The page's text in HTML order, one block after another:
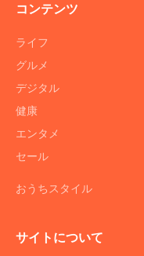
コンテンツ
ライフ
グルメ
デジタル
健康
エンタメ
セール
おうちスタイル
サイトについて